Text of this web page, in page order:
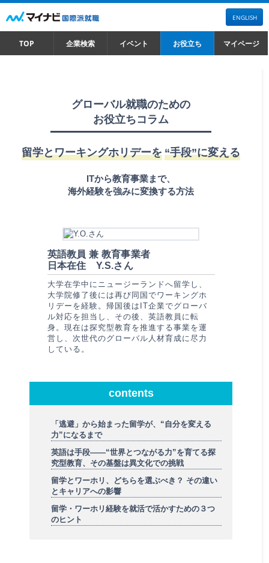
ENGLISH
TOP 企業検索 イベント お役立ち マイページ
グローバル就職のための
お役立ちコラム
留学とワーキングホリデーを “手段”に変える
ITから教育事業まで、
海外経験を強みに変換する方法
英語教員 兼 教育事業者
日本在住 Y.S.さん
大学在学中にニュージーランドへ留学し、
大学院修了後には再び同国でワーキングホ
リデーを経験。帰国後はIT企業でグローバ
ル対応を担当し、その後、英語教員に転
身。現在は探究型教育を推進する事業を運
営し、次世代のグローバル人材育成に尽力
している。
contents
「逃避」から始まった留学が、“自分を変える
力”になるまで
英語は手段――“世界とつながる力”を育てる探
究型教育、その基盤は異文化での挑戦
留学とワーホリ、どちらを選ぶべき？ その違い
とキャリアへの影響
留学・ワーホリ経験を就活で活かすための３つ
のヒント